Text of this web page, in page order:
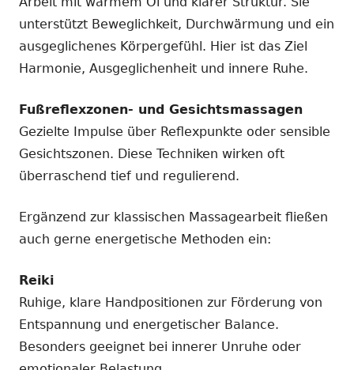
unterstützt Beweglichkeit, Durchwärmung und ein
ausgeglichenes Körpergefühl. Hier ist das Ziel
Harmonie, Ausgeglichenheit und innere Ruhe.
Fußreflexzonen- und Gesichtsmassagen
Gezielte Impulse über Reflexpunkte oder sensible
Gesichtszonen. Diese Techniken wirken oft
überraschend tief und regulierend.
Ergänzend zur klassischen Massagearbeit fließen
auch gerne energetische Methoden ein:
Reiki
Ruhige, klare Handpositionen zur Förderung von
Entspannung und energetischer Balance.
Besonders geeignet bei innerer Unruhe oder